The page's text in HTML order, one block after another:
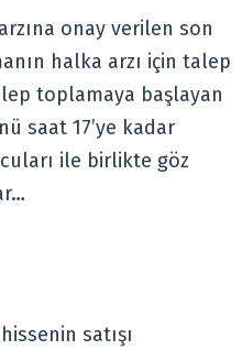
onay verilen son
halka arzı için talep
toplamaya başlayan
saat 17’ye kadar
ile birlikte göz
satışı